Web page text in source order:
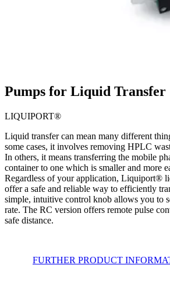
Pumps for Liquid Transfer
LIQUIPORT®
Liquid transfer can mean many different
some cases, it involves removing HPLC
In others, it means transferring the mobile
container to one which is smaller and more
Regardless of your application, Liquiport®
offer a safe and reliable way to efficiently
simple, intuitive control knob allows you to
rate. The RC version offers remote pulse
safe distance.
FURTHER PRODUCT